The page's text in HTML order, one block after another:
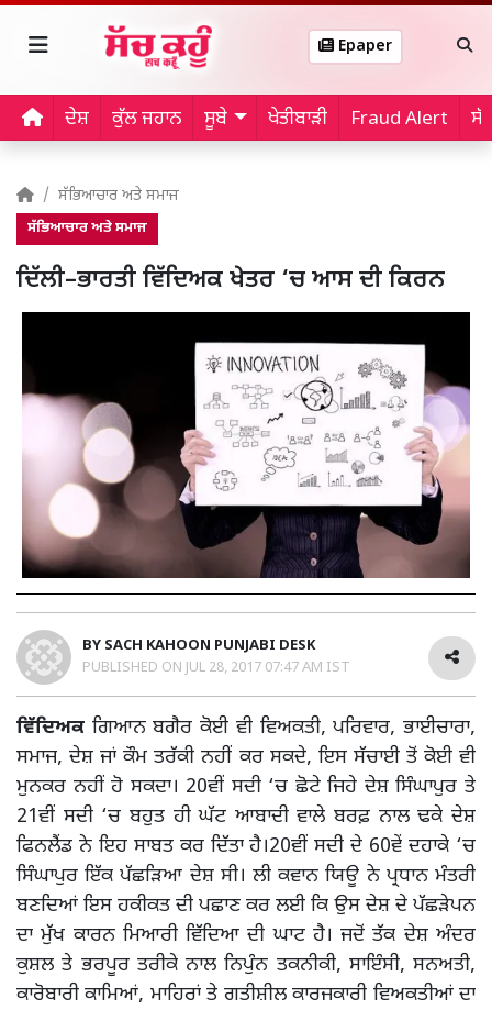
Epaper
ਦੇਸ਼ ਕੁੱਲ ਜਹਾਨ ਸੂਬੇ ਖੇਤੀਬਾੜੀ Fraud Alert
ਸੱਭਿਆਚਾਰ ਅਤੇ ਸਮਾਜ
ਸੱਭਿਆਚਾਰ ਅਤੇ ਸਮਾਜ
ਦਿੱਲੀ–ਭਾਰਤੀ ਵਿੱਦਿਅਕ ਖੇਤਰ ‘ਚ ਆਸ ਦੀ ਕਿਰਨ
BY SACH KAHOON PUNJABI DESK
PUBLISHED ON JUL 28, 2017 07:47 AM IST
ਵਿੱਦਿਅਕ ਗਿਆਨ ਬਗੈਰ ਕੋਈ ਵੀ ਵਿਅਕਤੀ, ਪਰਿਵਾਰ, ਭਾਈਚਾਰਾ,
ਸਮਾਜ, ਦੇਸ਼ ਜਾਂ ਕੌਮ ਤਰੱਕੀ ਨਹੀਂ ਕਰ ਸਕਦੇ, ਇਸ ਸੱਚਾਈ ਤੋਂ ਕੋਈ ਵੀ
ਮੁਨਕਰ ਨਹੀਂ ਹੋ ਸਕਦਾ। 20ਵੀਂ ਸਦੀ ‘ਚ ਛੋਟੇ ਜਿਹੇ ਦੇਸ਼ ਸਿੰਘਾਪੁਰ ਤੇ
21ਵੀਂ ਸਦੀ ‘ਚ ਬਹੁਤ ਹੀ ਘੱਟ ਆਬਾਦੀ ਵਾਲੇ ਬਰਫ਼ ਨਾਲ ਢਕੇ ਦੇਸ਼
ਫਿਨਲੈਂਡ ਨੇ ਇਹ ਸਾਬਤ ਕਰ ਦਿੱਤਾ ਹੈ।20ਵੀਂ ਸਦੀ ਦੇ 60ਵੇਂ ਦਹਾਕੇ ‘ਚ
ਸਿੰਘਾਪੁਰ ਇੱਕ ਪੱਛੜਿਆ ਦੇਸ਼ ਸੀ। ਲੀ ਕਵਾਨ ਯਿਊ ਨੇ ਪ੍ਰਧਾਨ ਮੰਤਰੀ
ਬਣਦਿਆਂ ਇਸ ਹਕੀਕਤ ਦੀ ਪਛਾਣ ਕਰ ਲਈ ਕਿ ਉਸ ਦੇਸ਼ ਦੇ ਪੱਛੜੇਪਨ
ਦਾ ਮੁੱਖ ਕਾਰਨ ਮਿਆਰੀ ਵਿੱਦਿਆ ਦੀ ਘਾਟ ਹੈ। ਜਦੋਂ ਤੱਕ ਦੇਸ਼ ਅੰਦਰ
ਕੁਸ਼ਲ ਤੇ ਭਰਪੂਰ ਤਰੀਕੇ ਨਾਲ ਨਿਪੁੰਨ ਤਕਨੀਕੀ, ਸਾਇੰਸੀ, ਸਨਅਤੀ,
ਕਾਰੋਬਾਰੀ ਕਾਮਿਆਂ, ਮਾਹਿਰਾਂ ਤੇ ਗਤੀਸ਼ੀਲ ਕਾਰਜਕਾਰੀ ਵਿਅਕਤੀਆਂ ਦਾ